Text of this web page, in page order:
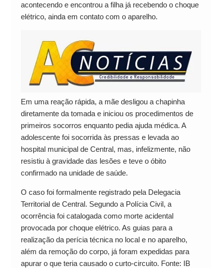
acontecendo e encontrou a filha já recebendo o choque
elétrico, ainda em contato com o aparelho.
Em uma reação rápida, a mãe desligou a chapinha
diretamente da tomada e iniciou os procedimentos de
primeiros socorros enquanto pedia ajuda médica. A
adolescente foi socorrida às pressas e levada ao
hospital municipal de Central, mas, infelizmente, não
resistiu à gravidade das lesões e teve o óbito
confirmado na unidade de saúde.
O caso foi formalmente registrado pela Delegacia
Territorial de Central. Segundo a Polícia Civil, a
ocorrência foi catalogada como morte acidental
provocada por choque elétrico. As guias para a
realização da perícia técnica no local e no aparelho,
além da remoção do corpo, já foram expedidas para
apurar o que teria causado o curto-circuito. Fonte: IB